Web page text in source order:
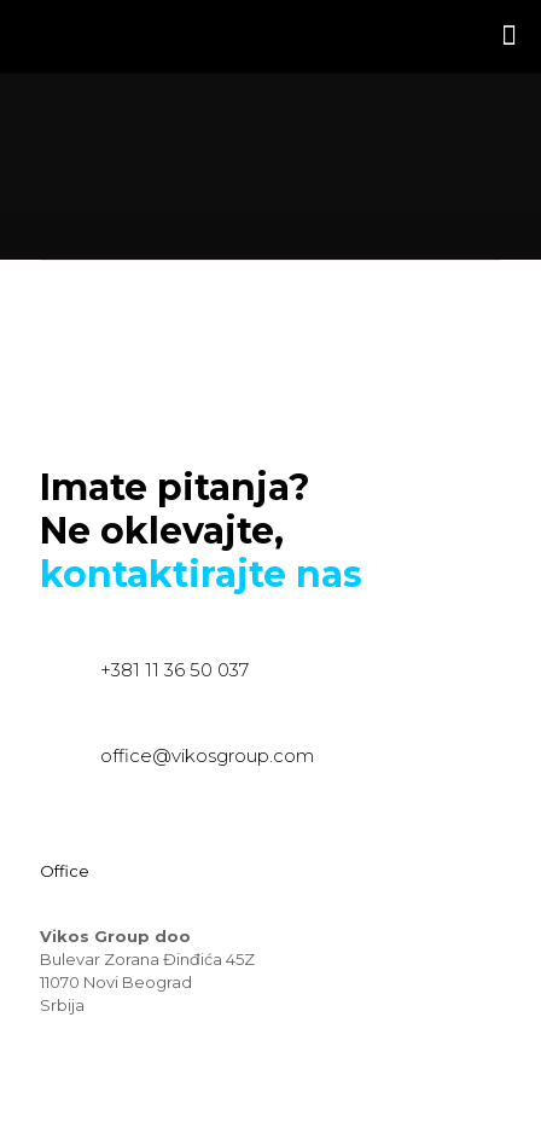
Imate pitanja?
Ne oklevajte,
kontaktirajte nas
+381 11 36 50 037
office@vikosgroup.com
Office
Vikos Group doo
Bulevar Zorana Đinđića 45Z
11070 Novi Beograd
Srbija